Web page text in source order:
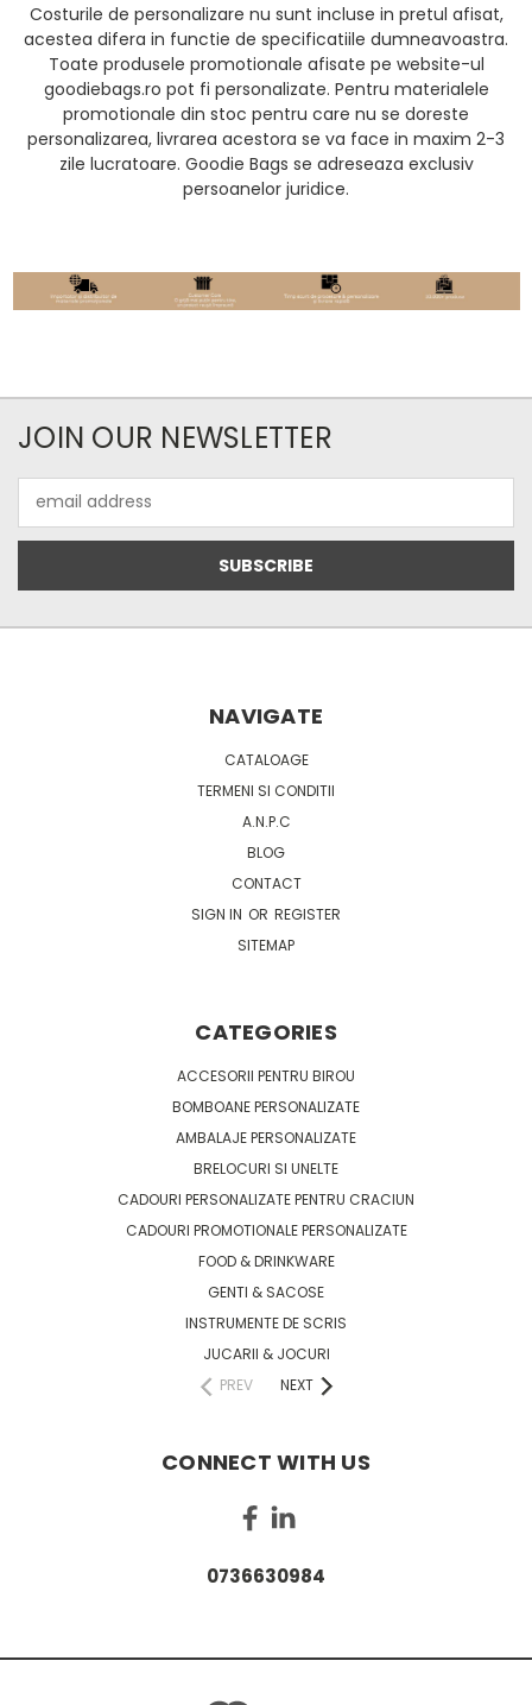
Costurile de personalizare nu sunt incluse in pretul afisat,
acestea difera in functie de specificatiile dumneavoastra.
Toate produsele promotionale afisate pe website-ul
goodiebags.ro pot fi personalizate. Pentru materialele
promotionale din stoc pentru care nu se doreste
personalizarea, livrarea acestora se va face in maxim 2-3
zile lucratoare. Goodie Bags se adreseaza exclusiv
persoanelor juridice.
JOIN OUR NEWSLETTER
Address
NAVIGATE
CATALOAGE
TERMENI SI CONDITII
A.N.P.C
BLOG
CONTACT
SIGN IN OR REGISTER
SITEMAP
CATEGORIES
ACCESORII PENTRU BIROU
BOMBOANE PERSONALIZATE
AMBALAJE PERSONALIZATE
BRELOCURI SI UNELTE
CADOURI PERSONALIZATE PENTRU CRACIUN
CADOURI PROMOTIONALE PERSONALIZATE
FOOD & DRINKWARE
GENTI & SACOSE
INSTRUMENTE DE SCRIS
JUCARII & JOCURI
PREV
NEXT
CONNECT WITH US
0736630984